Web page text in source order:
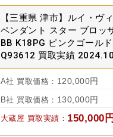
【三重県 津市】ルイ・ヴ
ペンダント スター ブロッ
BB K18PG ピンクゴールド
Q93612 買取実績 2024.10
A社 買取価格： 120,000円
B社 買取価格： 130,000円
大蔵屋 買取実績： 150,000円